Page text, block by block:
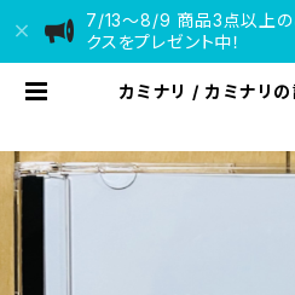
7/13〜8/9 商品3点以上の
クスをプレゼント中！
カミナリ / カミナリ